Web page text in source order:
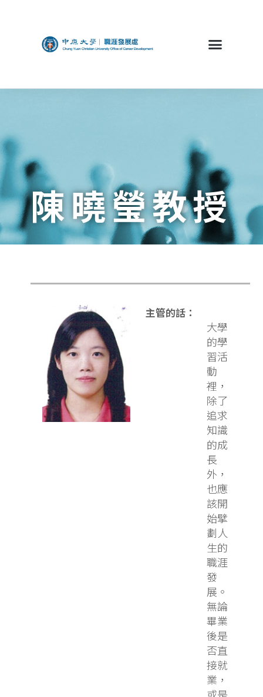
陳曉瑩教授
主管的話：
大學
的學
習活
動
裡，
除了
追求
知識
的成
長
外，
也應
該開
始擘
劃人
生的
職涯
發
展。
無論
畢業
後是
否直
接就
業，